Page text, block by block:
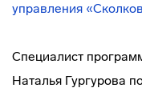
управления
Специалист
Наталья Гургурова